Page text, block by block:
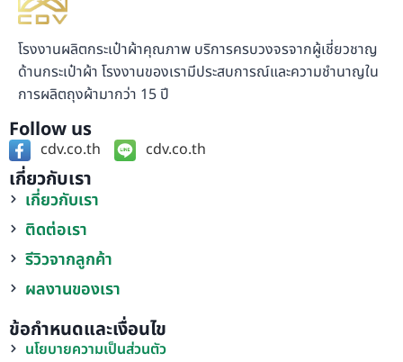
โรงงานผลิตกระเป๋าผ้าคุณภาพ บริการครบวงจรจากผู้เชี่ยวชาญ
ด้านกระเป๋าผ้า โรงงานของเรามีประสบการณ์และความชำนาญใน
การผลิตถุงผ้ามากว่า 15 ปี
Follow us
cdv.co.th cdv.co.th
เกี่ยวกับเรา
เกี่ยวกับเรา
ติดต่อเรา
รีวิวจากลูกค้า
ผลงานของเรา
ข้อกำหนดและเงื่อนไข
นโยบายความเป็นส่วนตัว